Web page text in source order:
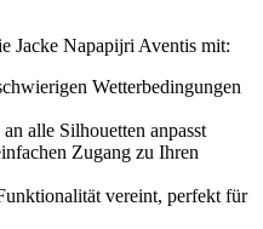
Jacke Napapijri Aventis mit:
Wetterbedingungen
alle Silhouetten anpasst
Zugang zu Ihren
vereint, perfekt für